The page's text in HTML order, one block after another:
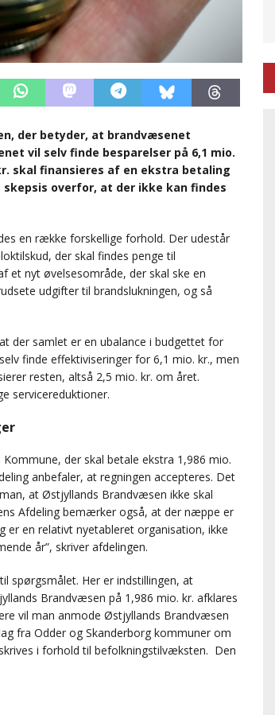
der betyder, at brandvæsenet
vil selv finde besparelser på 6,1 mio.
skal finansieres af en ekstra betaling
overfor, at der ikke kan findes
en række forskellige forhold. Der udestår
der skal findes penge til
et nyt øvelsesområde, der skal ske en
udgifter til brandslukningen, og så
der samlet er en ubalance i budgettet for
finde effektiviseringer for 6,1 mio. kr., men
resten, altså 2,5 mio. kr. om året.
servicereduktioner.
der skal betale ekstra 1,986 mio.
anbefaler, at regningen accepteres. Det
at Østjyllands Brandvæsen ikke skal
Afdeling bemærker også, at der næppe er
en relativt nyetableret organisation, ikke
år”, skriver afdelingen.
spørgsmålet. Her er indstillingen, at
Brandvæsen på 1,986 mio. kr. afklares
vil man anmode Østjyllands Brandvæsen
fra Odder og Skanderborg kommuner om
i forhold til befolkningstilvæksten. Den